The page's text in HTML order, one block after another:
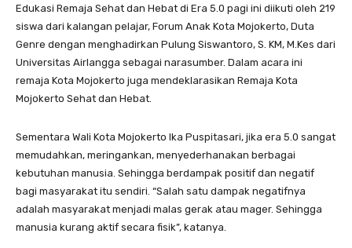
Edukasi Remaja Sehat dan Hebat di Era 5.0 pagi ini diikuti oleh 219
siswa dari kalangan pelajar, Forum Anak Kota Mojokerto, Duta
Genre dengan menghadirkan Pulung Siswantoro, S. KM, M.Kes dari
Universitas Airlangga sebagai narasumber. Dalam acara ini
remaja Kota Mojokerto juga mendeklarasikan Remaja Kota
Mojokerto Sehat dan Hebat.
Sementara Wali Kota Mojokerto Ika Puspitasari, jika era 5.0 sangat
memudahkan, meringankan, menyederhanakan berbagai
kebutuhan manusia. Sehingga berdampak positif dan negatif
bagi masyarakat itu sendiri. “Salah satu dampak negatifnya
adalah masyarakat menjadi malas gerak atau mager. Sehingga
manusia kurang aktif secara fisik”, katanya.